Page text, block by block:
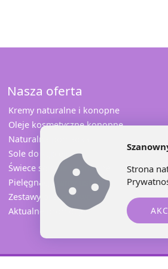
Nasza oferta
Kremy naturalne i konopne
Oleje kosmetyczne konopne
Naturalna pomadka
Sole do kąpieli
Świece sojowe i konopne
Pielęgnacja jamy ustnej
Zestawy prezentowe
Aktualne promocje
Strona